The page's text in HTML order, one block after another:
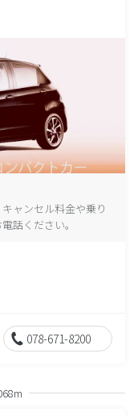
ャンセル料金や乗り
話ください。
078-671-8200